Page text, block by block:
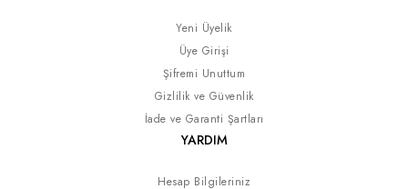
Yeni Üyelik
Üye Girişi
Şifremi Unuttum
Gizlilik ve Güvenlik
İade ve Garanti Şartları
YARDIM
Hesap Bilgileriniz